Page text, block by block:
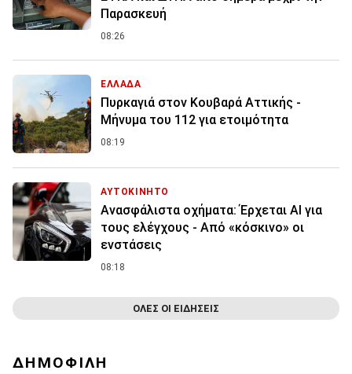
Παρασκευή
08:26
ΕΛΛΑΔΑ
Πυρκαγιά στον Κουβαρά Αττικής -
Μήνυμα του 112 για ετοιμότητα
08:19
ΑΥΤΟΚΙΝΗΤΟ
Ανασφάλιστα οχήματα: Έρχεται ΑΙ για
τους ελέγχους - Από «κόσκινο» οι
ενστάσεις
08:18
ΟΛΕΣ ΟΙ ΕΙΔΗΣΕΙΣ
ΔΗΜΟΦΙΛΗ